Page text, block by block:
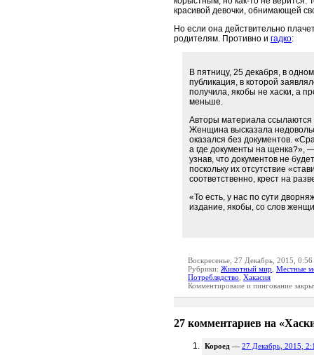
красивой девочки, обнимающей
Но если она действительно
родителям. Противно и гадко:
В пятницу, 25 декабря, в
публикация, в которой
получила, якобы не хаски, а
меньше.
Авторы материала
Женщина высказала
оказался без документов.
а где документы на щенка?»,
узнав, что документов не
поскольку их отсутствие
соответственно, крест на
«То есть, у нас по сути
издание, якобы, со слов
Воскресенье, 27 Декабрь, 2015, 0:56
Рубрики: Животный мир Местные
Потреблядство Хакасия
Комментироваие и пингование
27 комментариев на
Короед — 27 Декабрь, 2015,